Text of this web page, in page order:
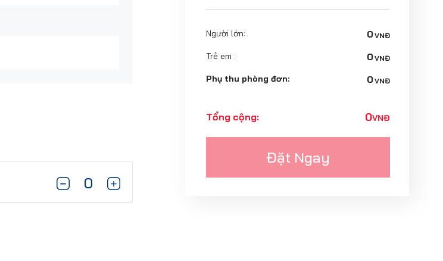
Người lớn: 0VNĐ
Trẻ em : 0VNĐ
Phụ thu phòng đơn: 0VNĐ
Tổng cộng: 0VNĐ
Đặt Ngay